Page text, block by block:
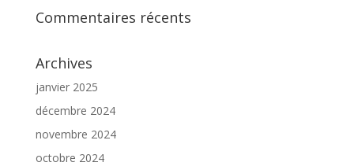
Commentaires récents
Archives
janvier 2025
décembre 2024
novembre 2024
octobre 2024